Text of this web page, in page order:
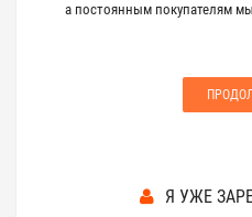
а постоянным покупателям
Я УЖЕ